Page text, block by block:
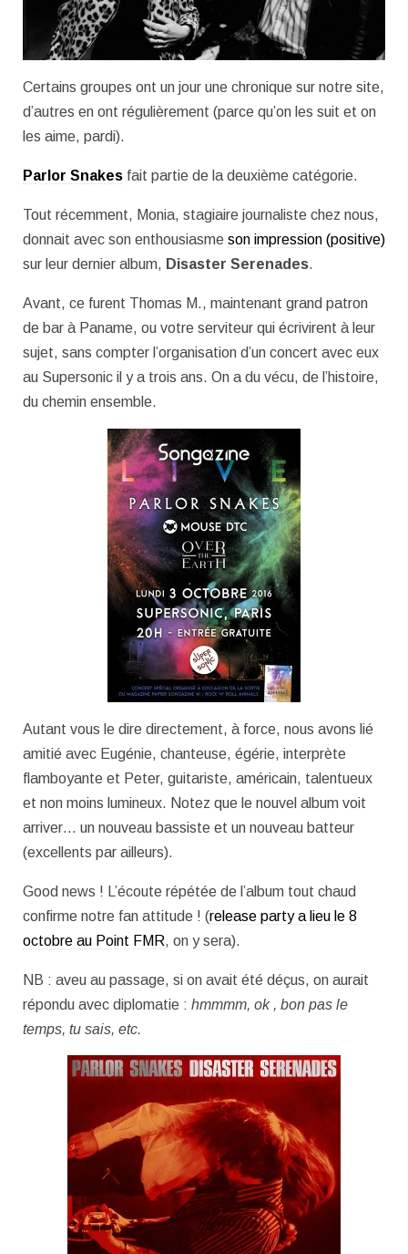
Certains groupes ont un jour une chronique sur notre site,
d’autres en ont régulièrement (parce qu’on les suit et on
les aime, pardi).
Parlor Snakes fait partie de la deuxième catégorie.
Tout récemment, Monia, stagiaire journaliste chez nous,
donnait avec son enthousiasme son impression (positive)
sur leur dernier album, Disaster Serenades.
Avant, ce furent Thomas M., maintenant grand patron
de bar à Paname, ou votre serviteur qui écrivirent à leur
sujet, sans compter l’organisation d’un concert avec eux
au Supersonic il y a trois ans. On a du vécu, de l’histoire,
du chemin ensemble.
Autant vous le dire directement, à force, nous avons lié
amitié avec Eugénie, chanteuse, égérie, interprète
flamboyante et Peter, guitariste, américain, talentueux
et non moins lumineux. Notez que le nouvel album voit
arriver… un nouveau bassiste et un nouveau batteur
(excellents par ailleurs).
Good news ! L’écoute répétée de l’album tout chaud
confirme notre fan attitude ! (release party a lieu le 8
octobre au Point FMR, on y sera).
NB : aveu au passage, si on avait été déçus, on aurait
répondu avec diplomatie : hmmmm, ok , bon pas le
temps, tu sais, etc.